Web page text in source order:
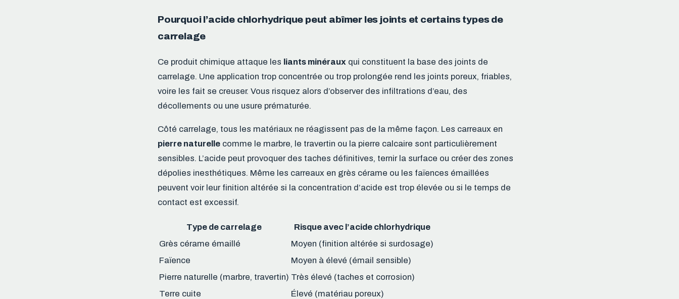
Pourquoi l’acide chlorhydrique peut abîmer les joints et certains types de
carrelage
Ce produit chimique attaque les liants minéraux qui constituent la base des joints de
carrelage. Une application trop concentrée ou trop prolongée rend les joints poreux, friables,
voire les fait se creuser. Vous risquez alors d’observer des infiltrations d’eau, des
décollements ou une usure prématurée.
Côté carrelage, tous les matériaux ne réagissent pas de la même façon. Les carreaux en
pierre naturelle comme le marbre, le travertin ou la pierre calcaire sont particulièrement
sensibles. L’acide peut provoquer des taches définitives, ternir la surface ou créer des zones
dépolies inesthétiques. Même les carreaux en grès cérame ou les faïences émaillées
peuvent voir leur finition altérée si la concentration d’acide est trop élevée ou si le temps de
contact est excessif.
Type de carrelage
Risque avec l’acide chlorhydrique
Grès cérame émaillé
Moyen (finition altérée si surdosage)
Faïence
Moyen à élevé (émail sensible)
Pierre naturelle (marbre, travertin) Très élevé (taches et corrosion)
Terre cuite
Élevé (matériau poreux)